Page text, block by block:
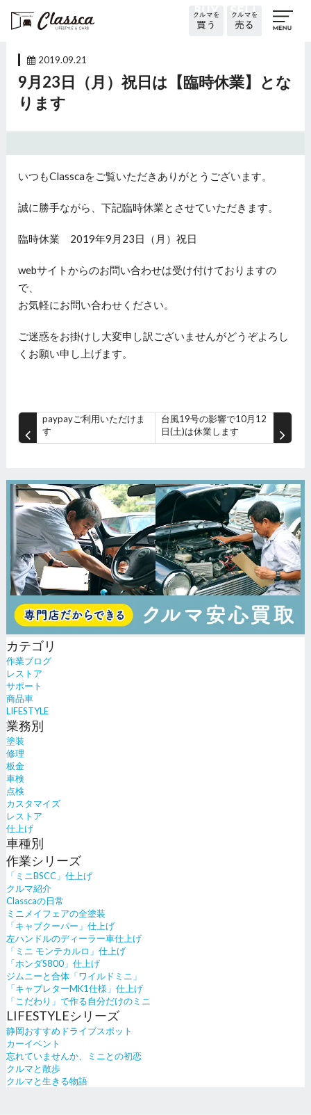
2019.09.21
9月23日（月）祝日は【臨時休業】とな
ります
いつもClasscaをご覧いただきありがとうございます。
誠に勝手ながら、下記臨時休業とさせていただきます。
臨時休業 2019年9月23日（月）祝日
webサイトからのお問い合わせは受け付けておりますの
で、
お気軽にお問い合わせください。
ご迷惑をお掛けし大変申し訳ございませんがどうぞよろし
くお願い申し上げます。
paypayご利用いただけま
す
台風19号の影響で10月12
日(土)は休業します
カテゴリ
作業ブログ
レストア
サポート
商品車
LIFESTYLE
業務別
塗装
修理
板金
車検
点検
カスタマイズ
レストア
仕上げ
車種別
作業シリーズ
「ミニBSCC」仕上げ
クルマ紹介
Classcaの日常
ミニメイフェアの全塗装
「キャブクーパー」仕上げ
左ハンドルのディーラー車仕上げ
「ミニ モンテカルロ」仕上げ
「ホンダS800」仕上げ
ジムニーと合体「ワイルドミニ」
「キャブレターMK1仕様」仕上げ
「こだわり」で作る自分だけのミニ
LIFESTYLEシリーズ
静岡おすすめドライブスポット
カーイベント
忘れていませんか、ミニとの初恋
クルマと散歩
クルマと生きる物語